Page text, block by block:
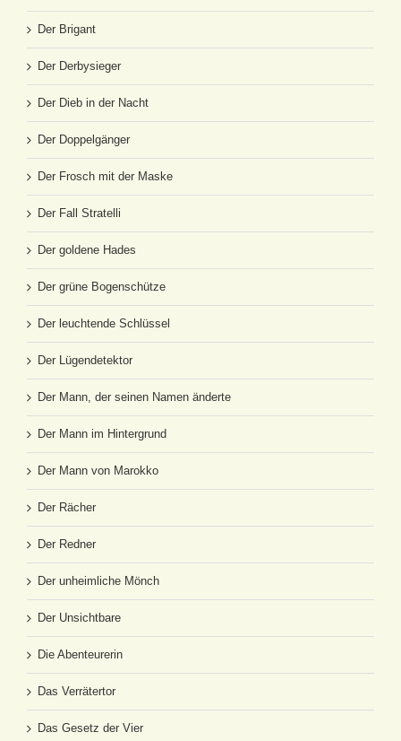
Der Brigant
Der Derbysieger
Der Dieb in der Nacht
Der Doppelgänger
Der Frosch mit der Maske
Der Fall Stratelli
Der goldene Hades
Der grüne Bogenschütze
Der leuchtende Schlüssel
Der Lügendetektor
Der Mann, der seinen Namen änderte
Der Mann im Hintergrund
Der Mann von Marokko
Der Rächer
Der Redner
Der unheimliche Mönch
Der Unsichtbare
Die Abenteurerin
Das Verrätertor
Das Gesetz der Vier